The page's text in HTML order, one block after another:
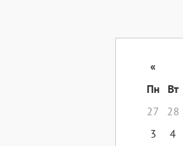
«
Пн
Вт
27
28
3
4